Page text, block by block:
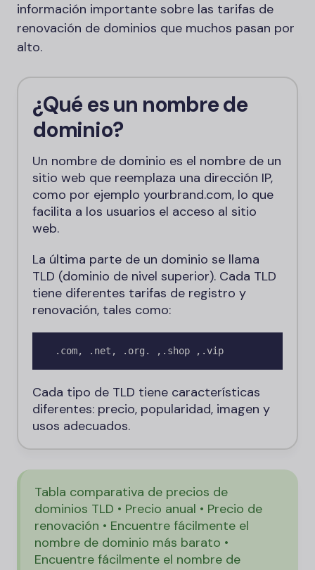
información importante sobre las tarifas de
renovación de dominios que muchos pasan por
alto.
¿Qué es un nombre de
dominio?
Un nombre de dominio es el nombre de un
sitio web que reemplaza una dirección IP,
como por ejemplo yourbrand.com, lo que
facilita a los usuarios el acceso al sitio
web.
La última parte de un dominio se llama
TLD (dominio de nivel superior). Cada TLD
tiene diferentes tarifas de registro y
renovación, tales como:
.com, .net, .org. ,.shop ,.vip
Cada tipo de TLD tiene características
diferentes: precio, popularidad, imagen y
usos adecuados.
Tabla comparativa de precios de
dominios TLD • Precio anual • Precio de
renovación • Encuentre fácilmente el
nombre de dominio más barato •
Encuentre fácilmente el nombre de